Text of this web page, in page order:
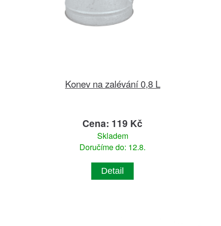
Konev na zalévání 0,8 L
Cena: 119 Kč
Skladem
Doručíme do: 12.8.
Detail